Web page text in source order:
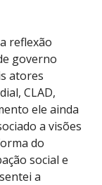
reflexão
governo
atores
CLAD,
ele ainda
a visões
do
social e
a